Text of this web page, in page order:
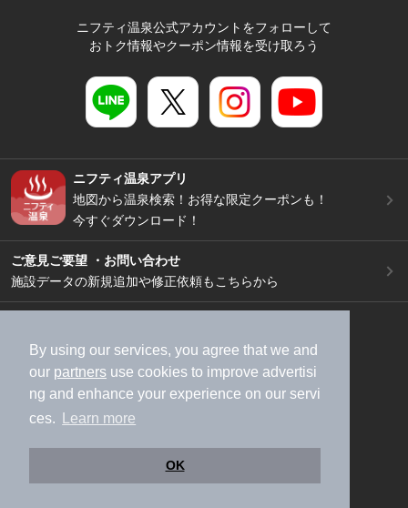
By using our services, you agree that we and
our partners use cookies to improve advertisi
ng and enhance your experience on our servi
ces.
Learn more
OK
ニフティ温泉公式アカウントをフォローして
おトク情報やクーポン情報を受け取ろう
ニフティ温泉アプリ
地図から温泉検索！お得な限定クーポンも！
今すぐダウンロード！
ご意見ご要望 ・お問い合わせ
施設データの新規追加や修正依頼もこちらから
加盟店募集（資料請求）
広告出稿のご案内
利用規約
ライフスタイルMEMBERS+規約
特定商取引法に基づく表記
ヘルプ
採用情報
運営会社